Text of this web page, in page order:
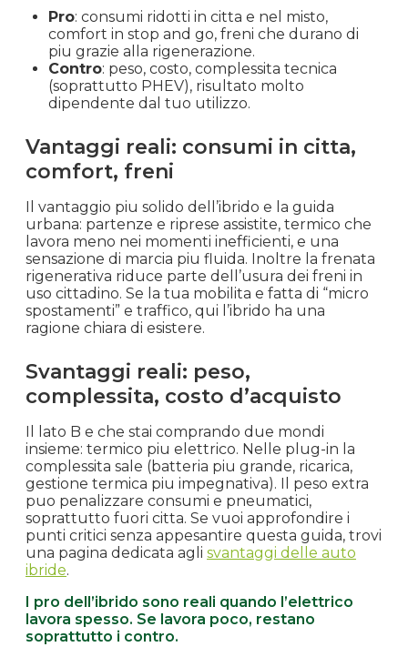
Pro: consumi ridotti in citta e nel misto,
comfort in stop and go, freni che durano di
piu grazie alla rigenerazione.
Contro: peso, costo, complessita tecnica
(soprattutto PHEV), risultato molto
dipendente dal tuo utilizzo.
Vantaggi reali: consumi in citta,
comfort, freni
Il vantaggio piu solido dell’ibrido e la guida
urbana: partenze e riprese assistite, termico che
lavora meno nei momenti inefficienti, e una
sensazione di marcia piu fluida. Inoltre la frenata
rigenerativa riduce parte dell’usura dei freni in
uso cittadino. Se la tua mobilita e fatta di “micro
spostamenti” e traffico, qui l’ibrido ha una
ragione chiara di esistere.
Svantaggi reali: peso,
complessita, costo d’acquisto
Il lato B e che stai comprando due mondi
insieme: termico piu elettrico. Nelle plug-in la
complessita sale (batteria piu grande, ricarica,
gestione termica piu impegnativa). Il peso extra
puo penalizzare consumi e pneumatici,
soprattutto fuori citta. Se vuoi approfondire i
punti critici senza appesantire questa guida, trovi
una pagina dedicata agli svantaggi delle auto
ibride.
I pro dell’ibrido sono reali quando l’elettrico
lavora spesso. Se lavora poco, restano
soprattutto i contro.